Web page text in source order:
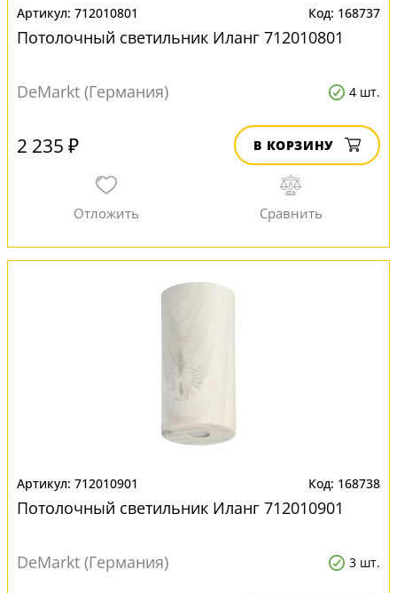
712010801 168737
Потолочный светильник Иланг 712010801
DeMarkt (Германия) 4 шт.
2 235 ₽ В КОРЗИНУ
712010901 168738
Потолочный светильник Иланг 712010901
DeMarkt (Германия) 3 шт.